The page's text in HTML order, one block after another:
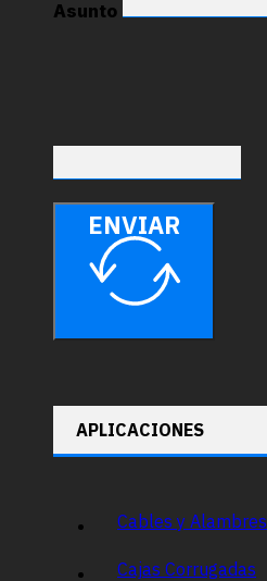
Asunto
ENVIAR
APLICACIONES
Cables y Alambres
Cajas Corrugadas